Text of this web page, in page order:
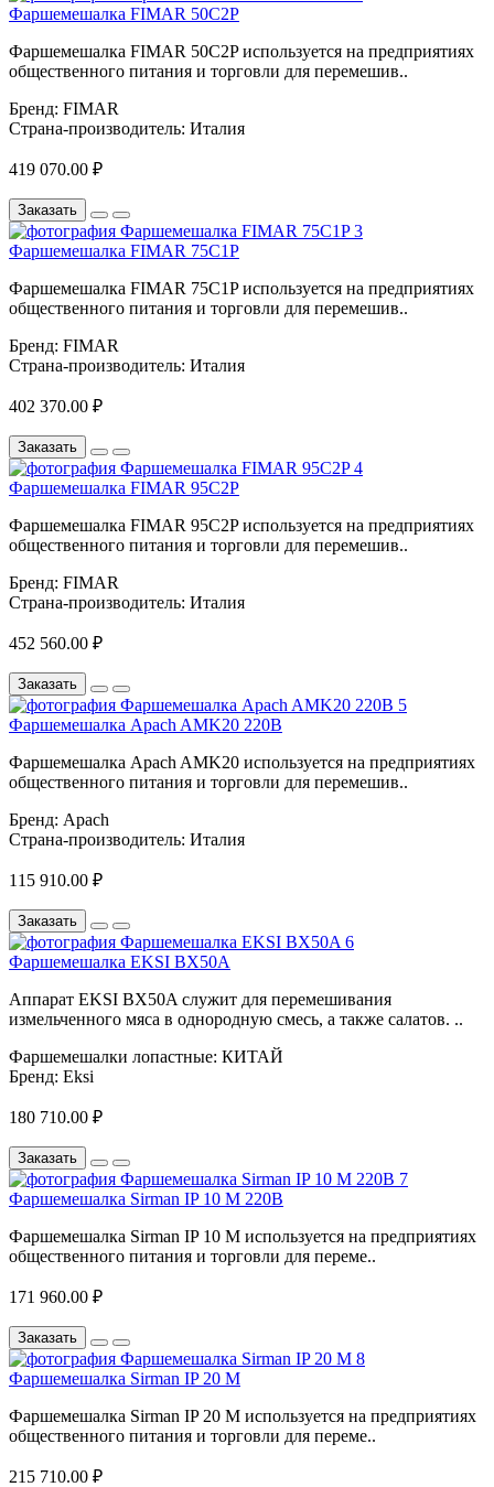
Фаршемешалка FIMAR 50C2P
Фаршемешалка FIMAR 50C2P используется на предприятиях
общественного питания и торговли для перемешив..
Бренд: FIMAR
Страна-производитель: Италия
419 070.00 ₽
Заказать
Фаршемешалка FIMAR 75C1P
Фаршемешалка FIMAR 75C1P используется на предприятиях
общественного питания и торговли для перемешив..
Бренд: FIMAR
Страна-производитель: Италия
402 370.00 ₽
Заказать
Фаршемешалка FIMAR 95C2P
Фаршемешалка FIMAR 95C2P используется на предприятиях
общественного питания и торговли для перемешив..
Бренд: FIMAR
Страна-производитель: Италия
452 560.00 ₽
Заказать
Фаршемешалка Apach AMK20 220В
Фаршемешалка Apach AMK20 используется на предприятиях
общественного питания и торговли для перемешив..
Бренд: Apach
Страна-производитель: Италия
115 910.00 ₽
Заказать
Фаршемешалка EKSI BX50A
Аппарат EKSI BX50A служит для перемешивания
измельченного мяса в однородную смесь, а также салатов. ..
Фаршемешалки лопастные: КИТАЙ
Бренд: Eksi
180 710.00 ₽
Заказать
Фаршемешалка Sirman IP 10 M 220В
Фаршемешалка Sirman IP 10 M используется на предприятиях
общественного питания и торговли для переме..
171 960.00 ₽
Заказать
Фаршемешалка Sirman IP 20 M
Фаршемешалка Sirman IP 20 M используется на предприятиях
общественного питания и торговли для переме..
215 710.00 ₽